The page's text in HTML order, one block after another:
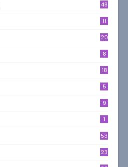
48
11
20
8
18
5
9
1
53
23